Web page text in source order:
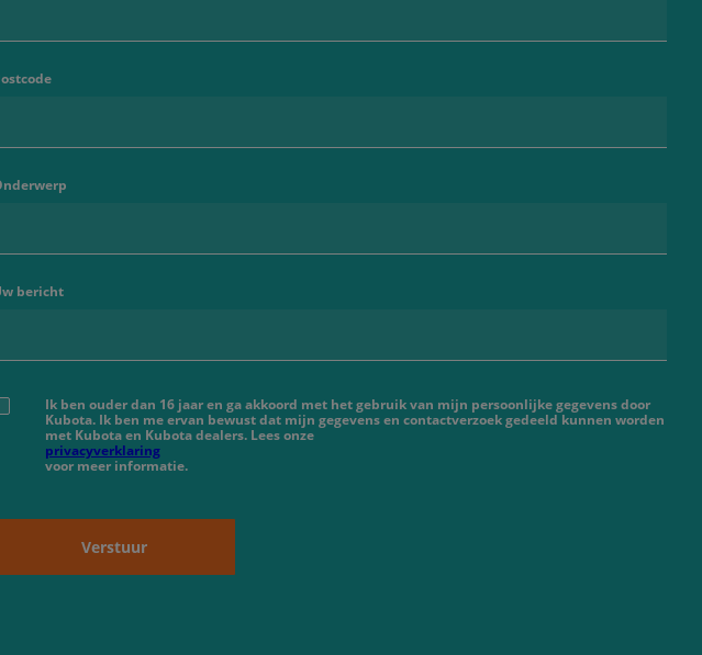
bericht
Ik ben ouder dan 16 jaar en ga akkoord met het gebruik van mijn persoonlijke gegevens door
Kubota. Ik ben me ervan bewust dat mijn gegevens en contactverzoek gedeeld kunnen worden
met Kubota en Kubota dealers. Lees onze
privacyverklaring
voor meer informatie.
Verstuur